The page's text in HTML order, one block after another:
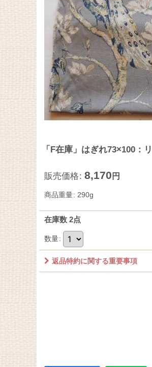
「F在庫」はぎれ73×100：
販売価格: 8,170 円
商品重量: 290g
在庫数 2点
数量:
返品特約に関する重要事項